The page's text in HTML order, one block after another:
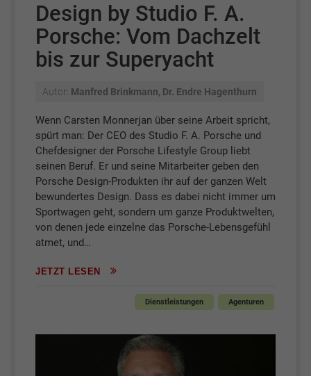
Design by Studio F. A.
Porsche: Vom Dachzelt
bis zur Superyacht
Autor: Manfred Brinkmann, Dr. Endre Hagenthurn
Wenn Carsten Monnerjan über seine Arbeit spricht,
spürt man: Der CEO des Studio F. A. Porsche und
Chefdesigner der Porsche Lifestyle Group liebt
seinen Beruf. Er und seine Mitarbeiter geben den
Porsche Design-Produkten ihr auf der ganzen Welt
bewundertes Design. Dass es dabei nicht immer um
Sportwagen geht, sondern um ganze Produktwelten,
von denen jede einzelne das Porsche-Lebensgefühl
atmet, und…
JETZT LESEN
Dienstleistungen Agenturen